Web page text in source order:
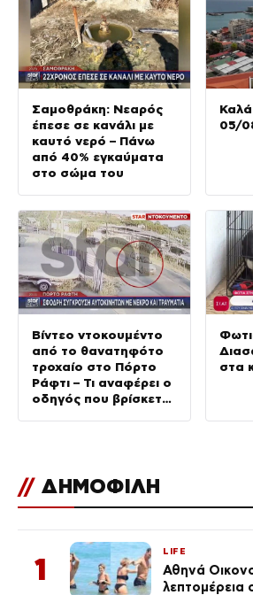
Σαμοθράκη: Νεαρός
έπεσε σε κανάλι με
καυτό νερό – Πάνω
από 40% εγκαύματα
στο σώμα του
Καλά
05/
Βίντεο ντοκουμέντο
από το θανατηφότο
τροχαίο στο Πόρτο
Ράφτι – Τι αναφέρει ο
οδηγός που βρίσκεται
στα
// ΔΗΜΟΦΙΛΗ
1
LIFE
Αθηνά
λεπτομέρεια